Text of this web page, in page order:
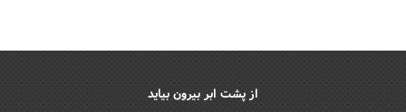
از پشت ابر بیرون بیاید